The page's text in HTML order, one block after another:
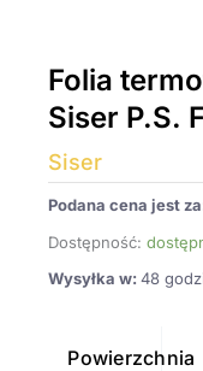
Folia
Siser P.S.
Siser
Podana cena jest
Dostępność:
Wysyłka w: 48
Powierzchnia